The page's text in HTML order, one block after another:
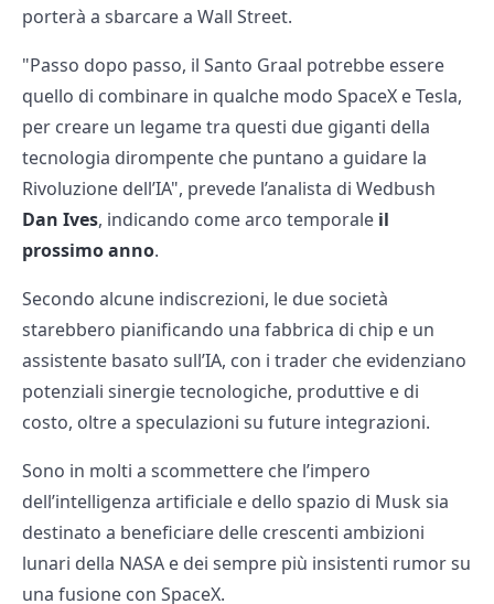
porterà a sbarcare a Wall Street.
"Passo dopo passo, il Santo Graal potrebbe essere
quello di combinare in qualche modo SpaceX e Tesla,
per creare un legame tra questi due giganti della
tecnologia dirompente che puntano a guidare la
Rivoluzione dell’IA", prevede l’analista di Wedbush
Dan Ives, indicando come arco temporale il
prossimo anno.
Secondo alcune indiscrezioni, le due società
starebbero pianificando una fabbrica di chip e un
assistente basato sull’IA, con i trader che evidenziano
potenziali sinergie tecnologiche, produttive e di
costo, oltre a speculazioni su future integrazioni.
Sono in molti a scommettere che l’impero
dell’intelligenza artificiale e dello spazio di Musk sia
destinato a beneficiare delle crescenti ambizioni
lunari della NASA e dei sempre più insistenti rumor su
una fusione con SpaceX.